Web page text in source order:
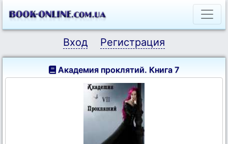
Вход Регистрация
Академия проклятий. Книга 7